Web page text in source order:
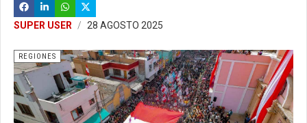
SUPER USER 28 AGOSTO 2025
REGIONES